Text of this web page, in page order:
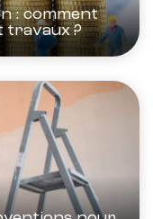
: comment
?